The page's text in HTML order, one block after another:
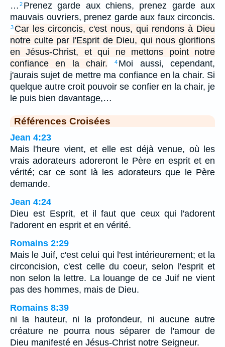
… 2 Prenez garde aux chiens, prenez garde aux
mauvais ouvriers, prenez garde aux faux circoncis.
3 Car les circoncis, c'est nous, qui rendons à Dieu
notre culte par l'Esprit de Dieu, qui nous glorifions
en Jésus-Christ, et qui ne mettons point notre
confiance en la chair.
4 Moi aussi, cependant,
j'aurais sujet de mettre ma confiance en la chair. Si
quelque autre croit pouvoir se confier en la chair, je
le puis bien davantage,…
Références Croisées
Jean 4:23
Mais l'heure vient, et elle est déjà venue, où les
vrais adorateurs adoreront le Père en esprit et en
vérité; car ce sont là les adorateurs que le Père
demande.
Jean 4:24
Dieu est Esprit, et il faut que ceux qui l'adorent
l'adorent en esprit et en vérité.
Romains 2:29
Mais le Juif, c'est celui qui l'est intérieurement; et la
circoncision, c'est celle du coeur, selon l'esprit et
non selon la lettre. La louange de ce Juif ne vient
pas des hommes, mais de Dieu.
Romains 8:39
ni la hauteur, ni la profondeur, ni aucune autre
créature ne pourra nous séparer de l'amour de
Dieu manifesté en Jésus-Christ notre Seigneur.